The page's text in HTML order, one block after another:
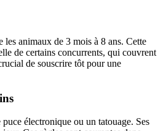
animaux de 3 mois à 8 ans. Cette
de certains concurrents, qui couvrent
de souscrire tôt pour une
électronique ou un tatouage. Ses